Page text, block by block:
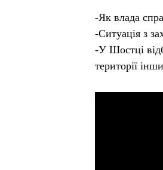
-Як влада
-Ситуація з
-У Шостці
території